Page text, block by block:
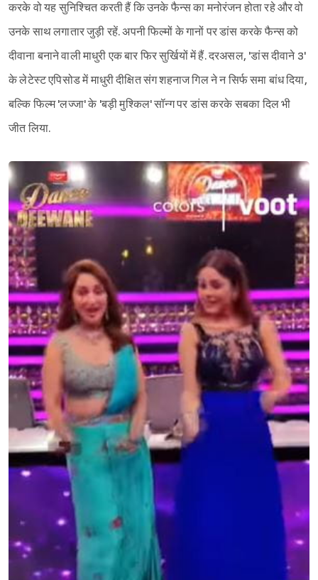
करके वो यह सुनिश्चित करती हैं कि उनके फैन्स का मनोरंजन होता रहे और वो
उनके साथ लगातार जुड़ी रहें. अपनी फिल्मों के गानों पर डांस करके फैन्स को
दीवाना बनाने वाली माधुरी एक बार फिर सुर्खियों में हैं. दरअसल, 'डांस दीवाने 3'
के लेटेस्ट एपिसोड में माधुरी दीक्षित संग शहनाज गिल ने न सिर्फ समा बांध दिया,
बल्कि फिल्म 'लज्जा' के 'बड़ी मुश्किल' सॉन्ग पर डांस करके सबका दिल भी
जीत लिया.